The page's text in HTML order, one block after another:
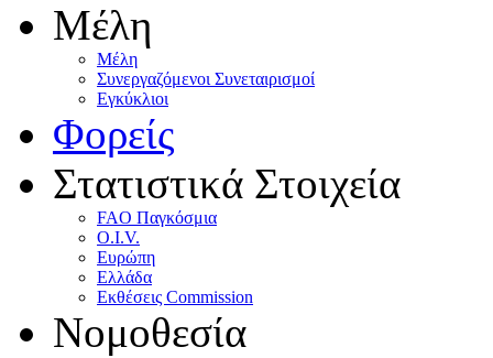
Μέλη
Mέλη
Συνεργαζόμενοι Συνεταιρισμοί
Εγκύκλιοι
Φορείς
Στατιστικά Στοιχεία
FAO Παγκόσμια
O.I.V.
Ευρώπη
Ελλάδα
Eκθέσεις Commission
Νομοθεσία